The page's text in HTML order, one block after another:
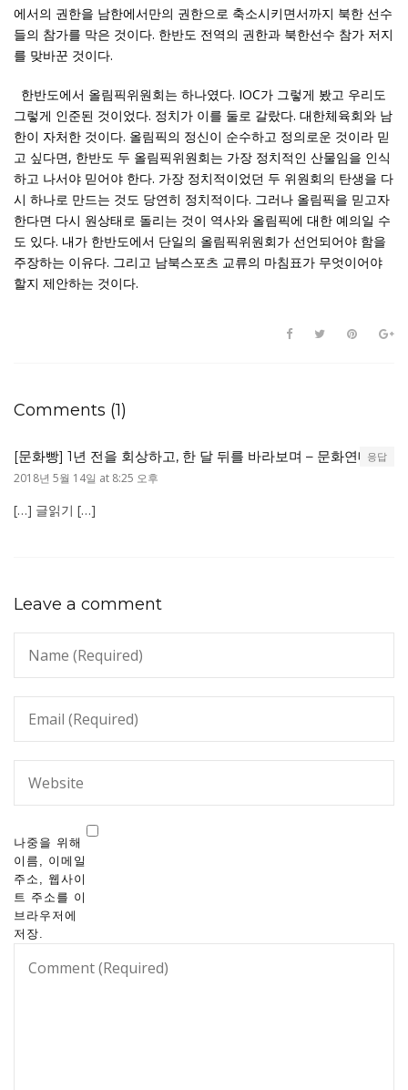
에서의 권한을 남한에서만의 권한으로 축소시키면서까지 북한 선수
들의 참가를 막은 것이다. 한반도 전역의 권한과 북한선수 참가 저지
를 맞바꾼 것이다.
한반도에서 올림픽위원회는 하나였다. IOC가 그렇게 봤고 우리도
그렇게 인준된 것이었다. 정치가 이를 둘로 갈랐다. 대한체육회와 남
한이 자처한 것이다. 올림픽의 정신이 순수하고 정의로운 것이라 믿
고 싶다면, 한반도 두 올림픽위원회는 가장 정치적인 산물임을 인식
하고 나서야 믿어야 한다. 가장 정치적이었던 두 위원회의 탄생을 다
시 하나로 만드는 것도 당연히 정치적이다. 그러나 올림픽을 믿고자
한다면 다시 원상태로 돌리는 것이 역사와 올림픽에 대한 예의일 수
도 있다. 내가 한반도에서 단일의 올림픽위원회가 선언되어야 함을
주장하는 이유다. 그리고 남북스포츠 교류의 마침표가 무엇이어야
할지 제안하는 것이다.
Comments (1)
[문화빵] 1년 전을 회상하고, 한 달 뒤를 바라보며 – 문화연대
2018년 5월 14일 at 8:25 오후
[…] 글읽기 […]
응답
Leave a comment
나중을 위해
이름, 이메일
주소, 웹사이
트 주소를 이
브라우저에
저장.